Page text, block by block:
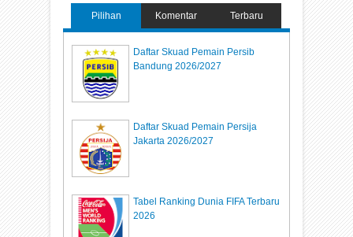
Pilihan Komentar Terbaru
Daftar Skuad Pemain Persib
Bandung 2026/2027
Daftar Skuad Pemain Persija
Jakarta 2026/2027
Tabel Ranking Dunia FIFA Terbaru
2026